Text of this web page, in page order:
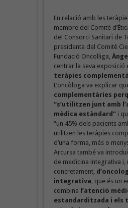
En relació amb les
membre del Comitè
del Consorci Sanitari de
presidenta del Comitè
Fundació Oncolliga,
centrar la seva exposició
teràpies
L’oncòloga va explicar
complementàries
“s’utilitzen junt amb
mèdica estàndard”i
“un 45% dels pacients
utilitzen les teràpies
d’una forma, més o
Arcursa també va
de medicina integrativa i,
concretament,
integrativa, que és un
combina l’atenció
estandarditzada i els